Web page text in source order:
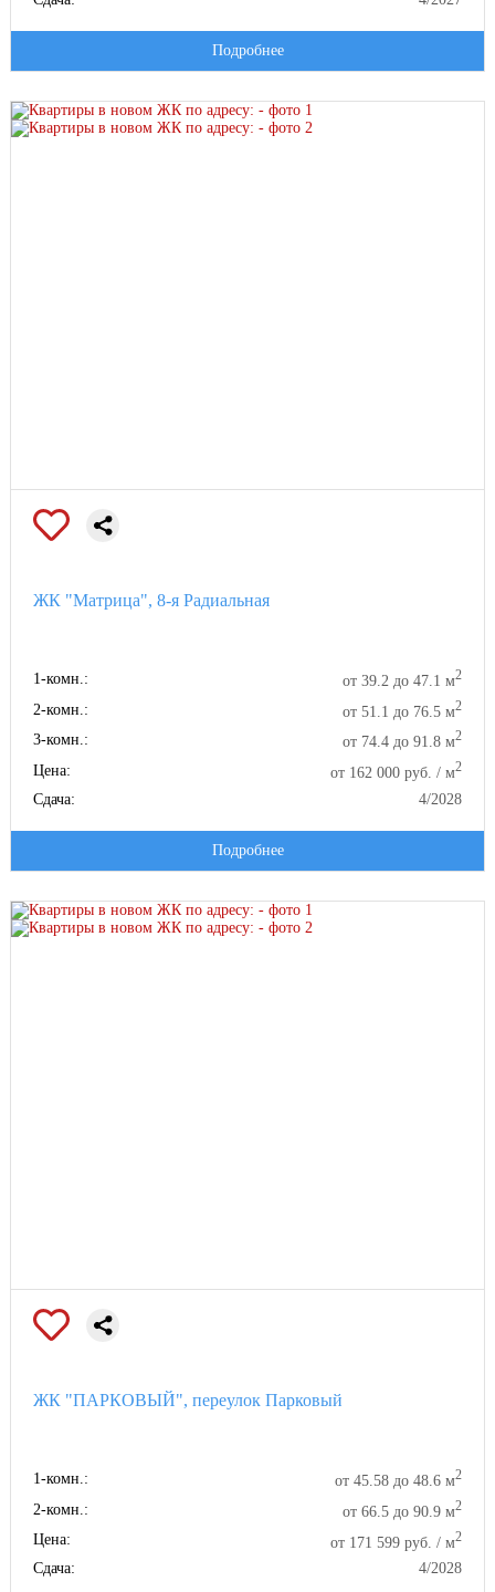
Подробнее
ЖК "Матрица", 8-я Радиальная
1-комн.: от 39.2 до 47.1 м2
2-комн.: от 51.1 до 76.5 м2
3-комн.: от 74.4 до 91.8 м2
Цена: от 162 000 руб. / м2
Сдача: 4/2028
Подробнее
ЖК "ПАРКОВЫЙ", переулок Парковый
1-комн.: от 45.58 до 48.6 м2
2-комн.: от 66.5 до 90.9 м2
Цена: от 171 599 руб. / м2
Сдача: 4/2028